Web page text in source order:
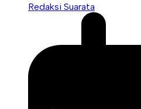
Redaksi Suarata